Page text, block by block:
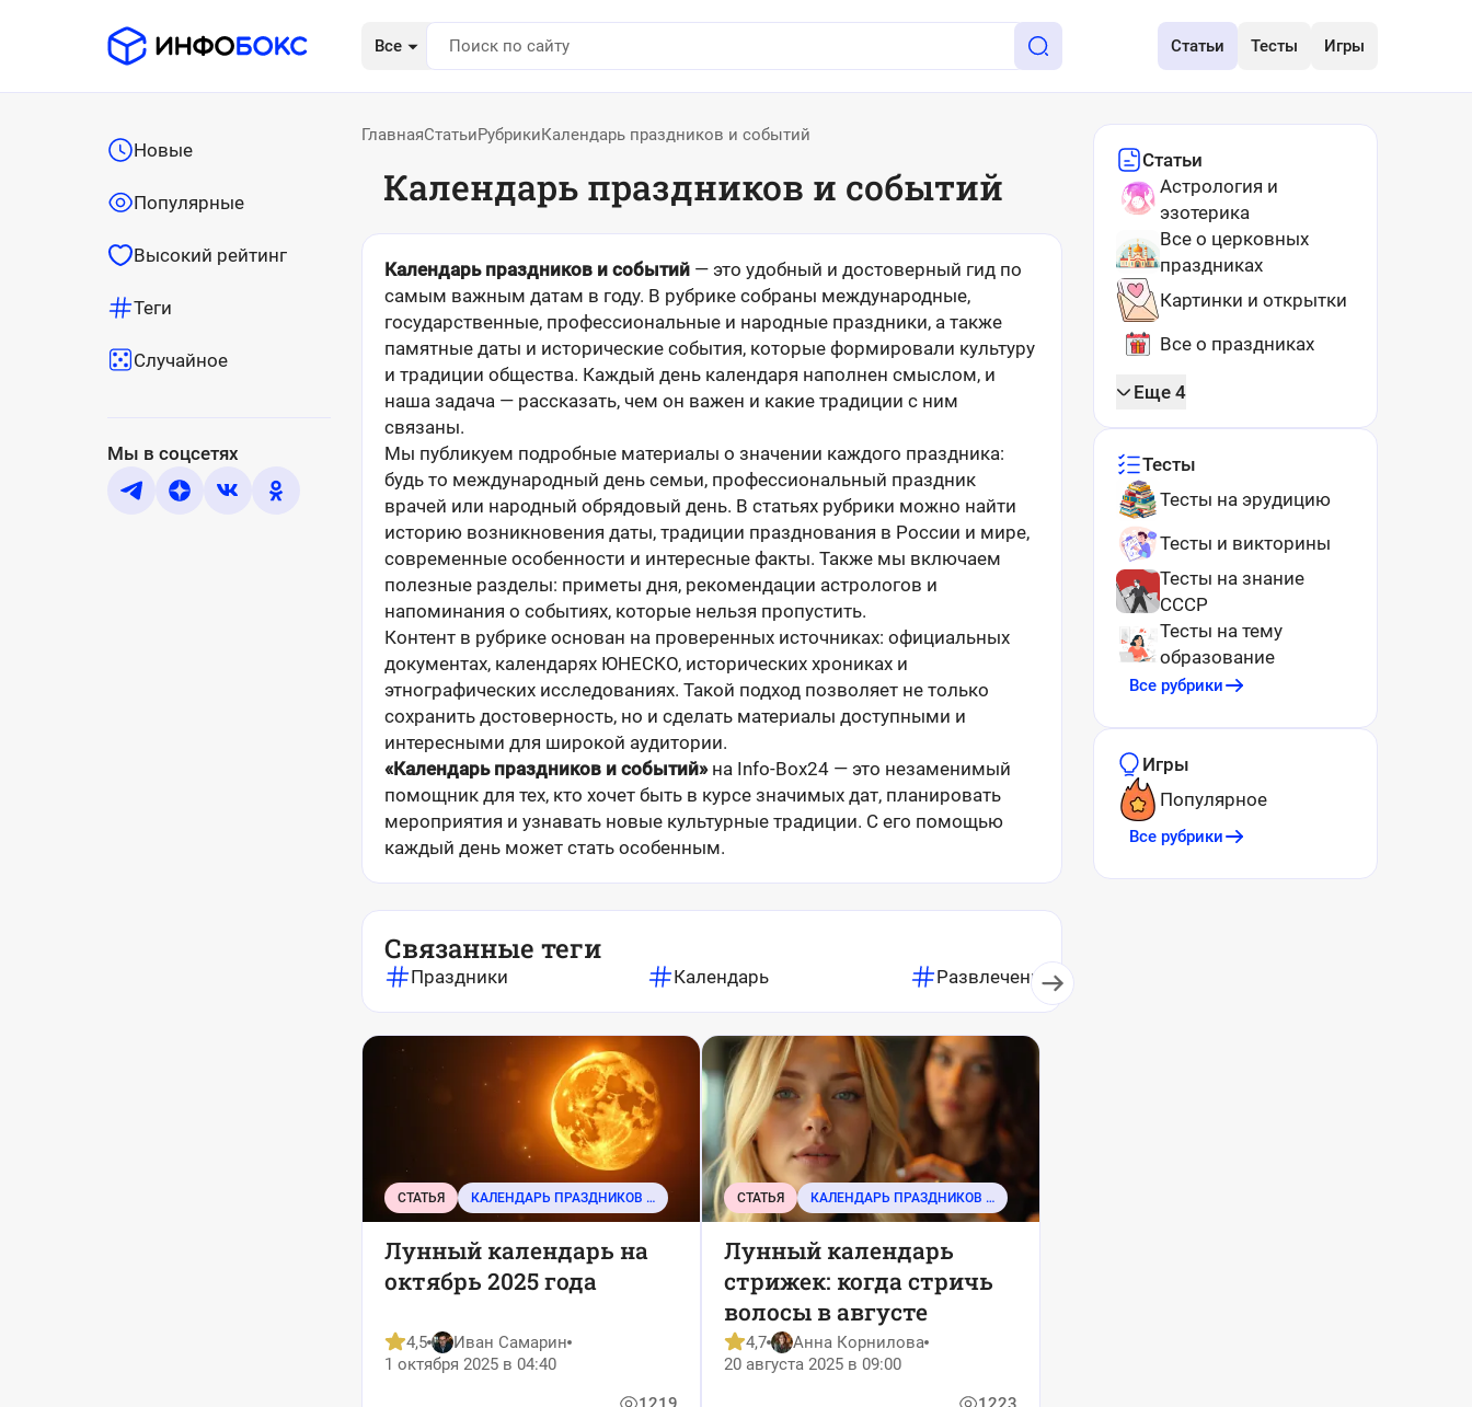
Все Статьи Тесты Игры
Новые
Популярные
Высокий рейтинг
Теги
Случайное
Мы в соцсетях
ГлавнаяСтатьиРубрикиКалендарь праздников и событий
Календарь праздников и событий
Календарь праздников и событий — это удобный и достоверный гид по
самым важным датам в году. В рубрике собраны международные,
государственные, профессиональные и народные праздники, а также
памятные даты и исторические события, которые формировали культуру
и традиции общества. Каждый день календаря наполнен смыслом, и
наша задача — рассказать, чем он важен и какие традиции с ним
связаны.
Мы публикуем подробные материалы о значении каждого праздника:
будь то международный день семьи, профессиональный праздник
врачей или народный обрядовый день. В статьях рубрики можно найти
историю возникновения даты, традиции празднования в России и мире,
современные особенности и интересные факты. Также мы включаем
полезные разделы: приметы дня, рекомендации астрологов и
напоминания о событиях, которые нельзя пропустить.
Контент в рубрике основан на проверенных источниках: официальных
документах, календарях ЮНЕСКО, исторических хрониках и
этнографических исследованиях. Такой подход позволяет не только
сохранить достоверность, но и сделать материалы доступными и
интересными для широкой аудитории.
«Календарь праздников и событий»на Info-Box24 — это незаменимый
помощник для тех, кто хочет быть в курсе значимых дат, планировать
мероприятия и узнавать новые культурные традиции. С его помощью
каждый день может стать особенным.
Связанные теги
Праздники Календарь Развлечения
СТАТЬЯ КАЛЕНДАРЬ ПРАЗДНИКОВ И СОБЫТИЙ
Лунный календарь на
октябрь 2025 года
4,5
Иван Самарин
1 октября 2025 в 04:40
СТАТЬЯ КАЛЕНДАРЬ ПРАЗДНИКОВ И СОБЫТИЙ
Лунный календарь
стрижек: когда стричь
волосы в августе
4,7
Анна Корнилова
20 августа 2025 в 09:00
Статьи
Астрология и
эзотерика
Все о церковных
праздниках
Картинки и открытки
Все о праздниках
Еще 4
Тесты
Тесты на эрудицию
Тесты и викторины
Тесты на знание
СССР
Тесты на тему
образование
Все рубрики
Игры
Популярное
Все рубрики